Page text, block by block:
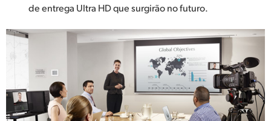
de entrega Ultra HD que surgirão no futuro.